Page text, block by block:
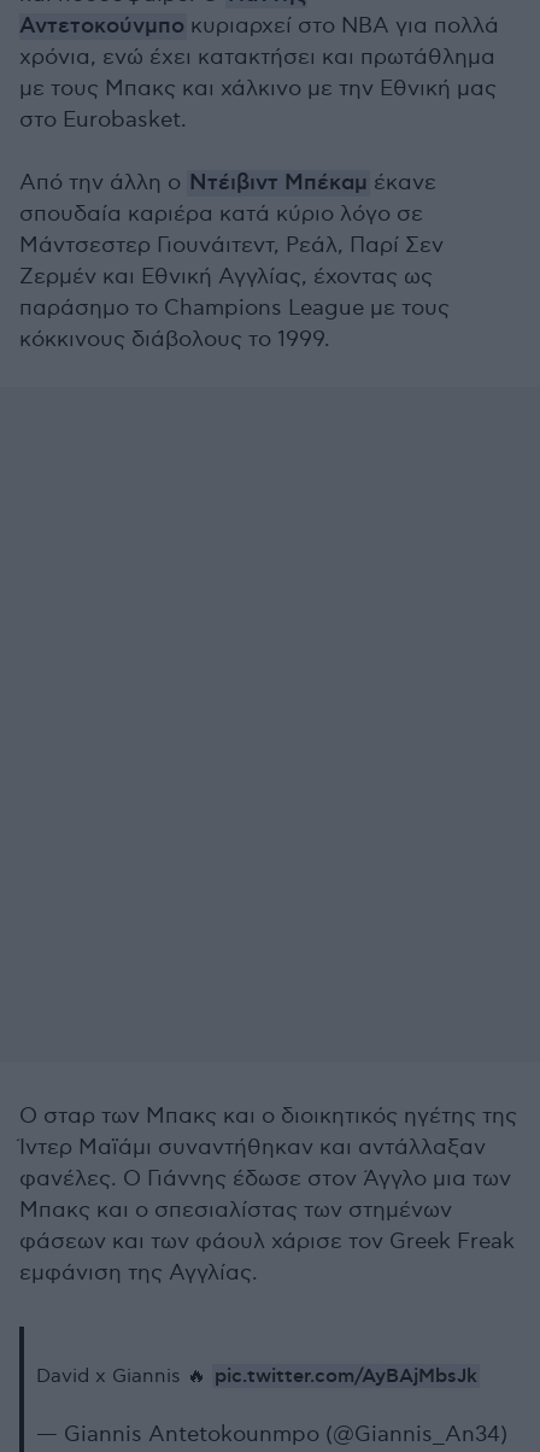
Αντετοκούνμπο κυριαρχεί στο ΝΒΑ για πολλά
χρόνια, ενώ έχει κατακτήσει και πρωτάθλημα
με τους Μπακς και χάλκινο με την Εθνική μας
στο Eurobasket.
Από την άλλη ο Ντέιβιντ Μπέκαμ έκανε
σπουδαία καριέρα κατά κύριο λόγο σε
Μάντσεστερ Γιουνάιτεντ, Ρεάλ, Παρί Σεν
Ζερμέν και Εθνική Αγγλίας, έχοντας ως
παράσημο το Champions League με τους
κόκκινους διάβολους το 1999.
Ο σταρ των Μπακς και ο διοικητικός ηγέτης της
Ίντερ Μαϊάμι συναντήθηκαν και αντάλλαξαν
φανέλες. Ο Γιάννης έδωσε στον Άγγλο μια των
Μπακς και ο σπεσιαλίστας των στημένων
φάσεων και των φάουλ χάρισε τον Greek Freak
εμφάνιση της Αγγλίας.
David x Giannis 🔥 pic.twitter.com/AyBAjMbsJk
— Giannis Antetokounmpo (@Giannis_An34)